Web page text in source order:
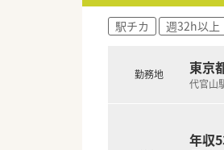
駅チカ 週32h以上
勤務地 東京
代官山
年収